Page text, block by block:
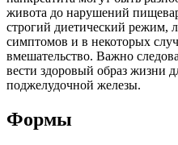
живота до нарушений
строгий диетический режим,
симптомов и в некоторых
вмешательство. Важно
вести здоровый образ жизни
поджелудочной железы.
Формы